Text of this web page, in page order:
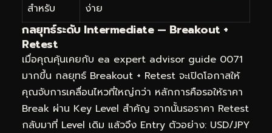
สำหรับ
ง่าย
กลยุทธ์ระดับ Intermediate — Breakout +
Retest
เมื่อคุณคุ้นเคยกับ ea expert advisor guide 0071
มากขึ้น กลยุทธ์ Breakout + Retest จะเปิดโอกาสให้
คุณจับการเคลื่อนไหวที่ใหญ่กว่า หลักการคือรอให้ราคา
Break ผ่าน Key Level สำคัญ จากนั้นรอราคา Retest
กลับมาที่ Level เดิม แล้วจึง Entry ตัวอย่าง: USD/JPY